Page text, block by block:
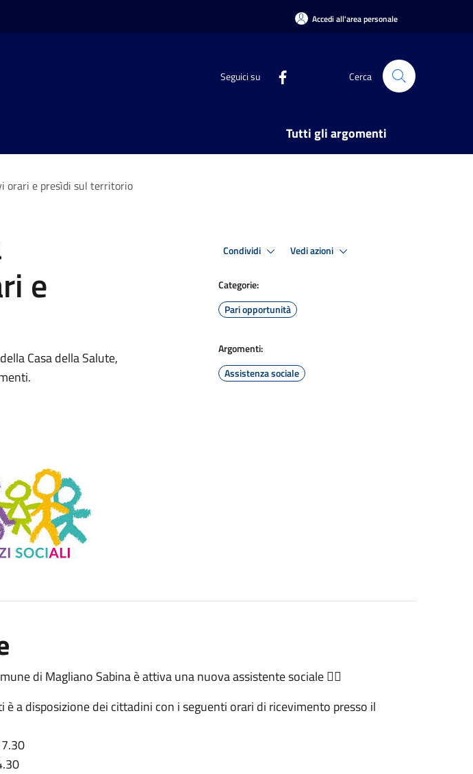
Accedi all'area personale
Seguici su Cerca
Tutti gli argomenti
orari e presìdi sul territorio
e
Casa della Salute,
Condividi Vedi azioni
Categorie:
Pari opportunità
Argomenti:
Assistenza sociale
di Magliano Sabina è attiva una nuova assistente sociale 👩‍⚕️
è a disposizione dei cittadini con i seguenti orari di ricevimento presso il